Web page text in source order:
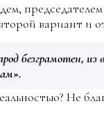
вариант и
безграмотен,
Не